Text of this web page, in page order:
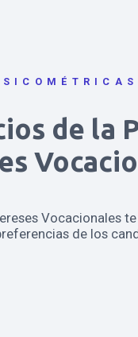
de la
Vocacionales
de los